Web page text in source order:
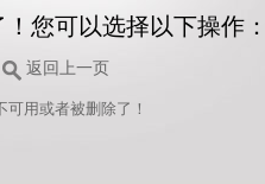
您可以选择以下操作
返回上一页
用或者被删除了！